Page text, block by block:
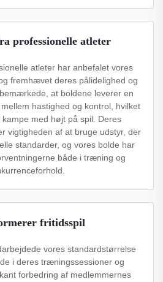
professionelle atleter
atleter har anbefalet vores
fremhævet deres pålidelighed og
at boldene leverer en
hastighed og kontrol, hvilket
med højt på spil. Deres
vigtigheden af at bruge udstyr, der
standarder, og vores bolde har
både i træning og
fritidsspil
vores standardstørrelse
i deres træningssessioner og
forbedring af medlemmernes